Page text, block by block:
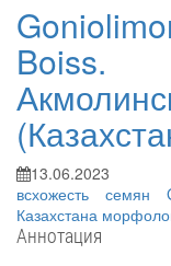
Boiss.
13.06.2023
всхожесть семян
Казахстана
Аннотация